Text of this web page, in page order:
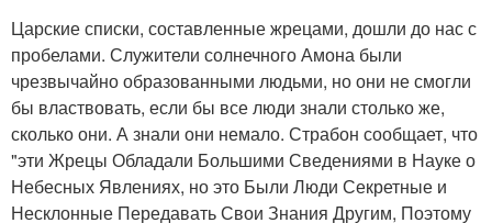
Царские списки, составленные жрецами, дошли до нас с
пробелами. Служители солнечного Амона были
чрезвычайно образованными людьми, но они не смогли
бы властвовать, если бы все люди знали столько же,
сколько они. А знали они немало. Страбон сообщает, что
"эти Жрецы Обладали Большими Сведениями в Науке о
Небесных Явлениях, но это Были Люди Секретные и
Несклонные Передавать Свои Знания Другим, Поэтому